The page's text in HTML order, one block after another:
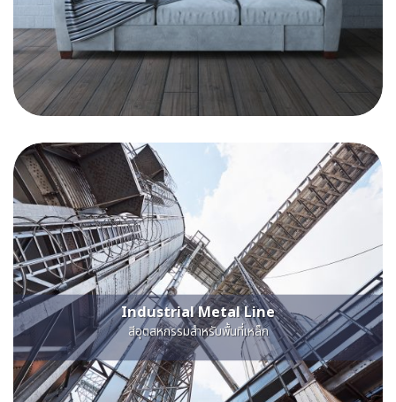
Industrial Metal Line
สีอุตสหกรรมสําหรับพื้นที่เหล็ก